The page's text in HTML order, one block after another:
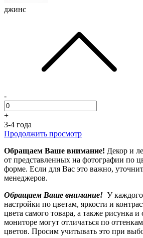
джинс
-
+
3-4 года
Продолжить просмотр
Обращаем Ваше внимание! Декор и
от представленных на фотографии по
форме. Если для Вас это важно,
менеджеров.
Обращаем Ваше внимание! У
настройки по цветам, яркости и
цвета самого товара, а также рисунка
мониторе могут отличаться по
цветов. Просим учитывать это при